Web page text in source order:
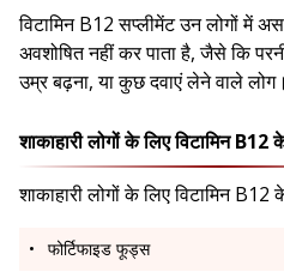
विटामिन B12 सप्लीमेंट उन लोगों में
अवशोषित नहीं कर पाता है, जैसे कि
उम्र बढ़ना, या कुछ दवाएं लेने वाले लोग।
शाकाहारी लोगों के लिए विटामिन
शाकाहारी लोगों के लिए विटामिन
फोर्टिफाइड फूड्स